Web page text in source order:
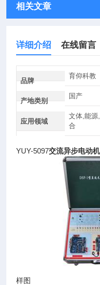
相关文章
详细介绍 在线留言
品牌
育仰科教
产地类别
国产
应用领域
文体,能源
合
YUY-5097交流异步电动
样图